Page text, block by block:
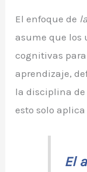
El enfoque de
asume que los
cognitivas
aprendizaje,
la disciplina de
esto solo
El